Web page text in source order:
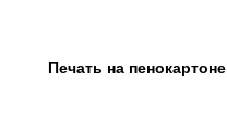
Печать на пенокартоне